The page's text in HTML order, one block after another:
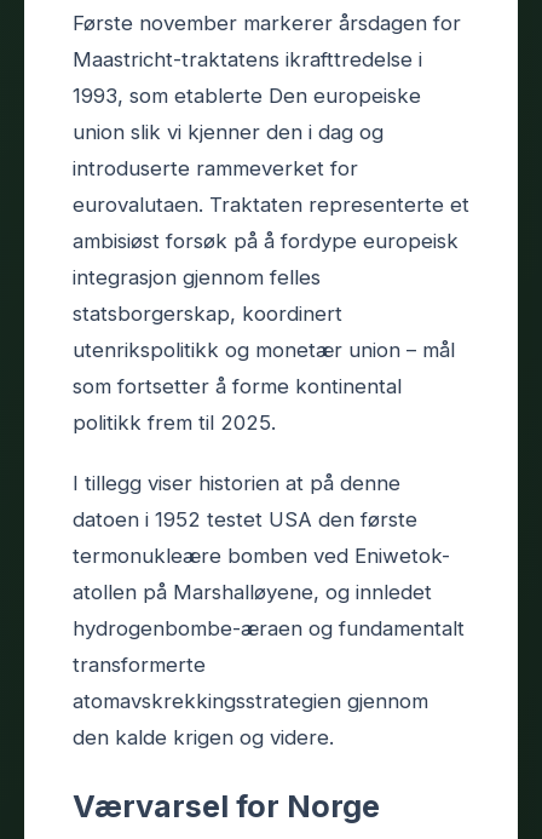
Første november markerer årsdagen for
Maastricht-traktatens ikrafttredelse i
1993, som etablerte Den europeiske
union slik vi kjenner den i dag og
introduserte rammeverket for
eurovalutaen. Traktaten representerte et
ambisiøst forsøk på å fordype europeisk
integrasjon gjennom felles
statsborgerskap, koordinert
utenrikspolitikk og monetær union – mål
som fortsetter å forme kontinental
politikk frem til 2025.
I tillegg viser historien at på denne
datoen i 1952 testet USA den første
termonukleære bomben ved Eniwetok-
atollen på Marshalløyene, og innledet
hydrogenbombe-æraen og fundamentalt
transformerte
atomavskrekkingsstrategien gjennom
den kalde krigen og videre.
Værvarsel for Norge